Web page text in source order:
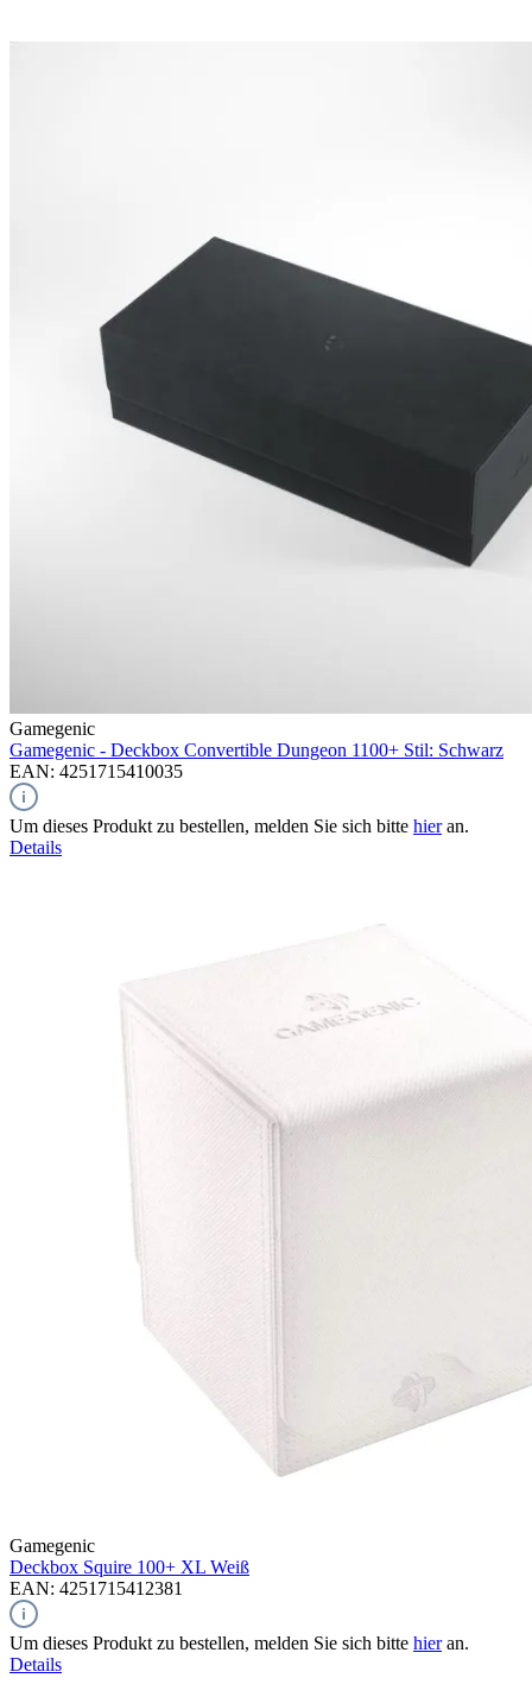
Gamegenic
Gamegenic - Deckbox Convertible Dungeon 1100+ Stil: Schwarz
EAN: 4251715410035
Um dieses Produkt zu bestellen, melden Sie sich bitte hieran.
Details
Gamegenic
Deckbox Squire 100+ XL Weiß
EAN: 4251715412381
Um dieses Produkt zu bestellen, melden Sie sich bitte hieran.
Details